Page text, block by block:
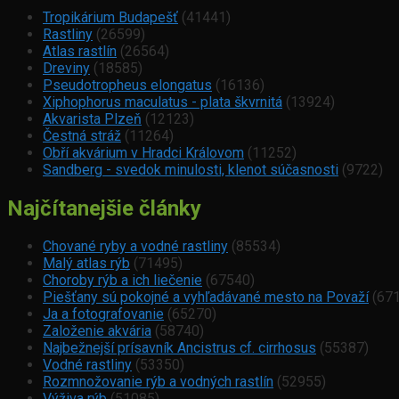
Tropikárium Budapešť (41441)
Rastliny (26599)
Atlas rastlín (26564)
Dreviny (18585)
Pseudotropheus elongatus (16136)
Xiphophorus maculatus - plata škvrnitá (13924)
Akvarista Plzeň (12123)
Čestná stráž (11264)
Obří akvárium v Hradci Královom (11252)
Sandberg - svedok minulosti, klenot súčasnosti (9722)
Najčítanejšie články
Chované ryby a vodné rastliny (85534)
Malý atlas rýb (71495)
Choroby rýb a ich liečenie (67540)
Piešťany sú pokojné a vyhľadávané mesto na Považí
Ja a fotografovanie (65270)
Založenie akvária (58740)
Najbežnejší prísavník Ancistrus cf. cirrhosus (55387)
Vodné rastliny (53350)
Rozmnožovanie rýb a vodných rastlín (52955)